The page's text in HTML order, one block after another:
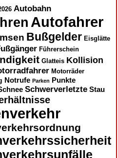
Autobahn
Autofahrer
Bußgelder Eisglätte
Führerschein
Glatteis Kollision
Motorräder
Notrufe Parken Punkte
Schwerverletzte Stau